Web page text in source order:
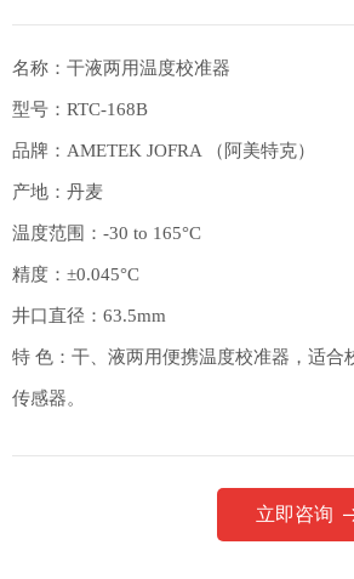
名称：干液两用温度校准器
型号：RTC-168B
品牌：AMETEK JOFRA （阿美特克）
产地：丹麦
温度范围：-30 to 165°C
精度：±0.045°C
井口直径：63.5mm
特 色：干、液两用便携温度校准器，适合
传感器。
立即咨询